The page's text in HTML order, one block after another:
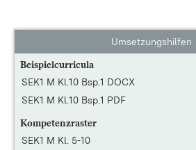
Umsetzungshilfen
Beispielcurricula
SEK1 M Kl.10 Bsp.1 DOCX
SEK1 M Kl.10 Bsp.1 PDF
Kompetenzraster
SEK1 M Kl. 5-10